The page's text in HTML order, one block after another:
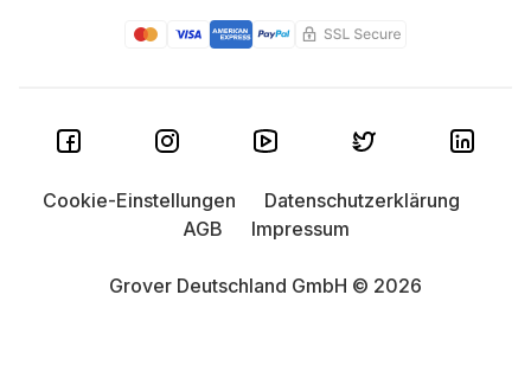
Grover Deutschland GmbH © 2026
Cookie-Einstellungen
Datenschutzerklärung
AGB
Impressum